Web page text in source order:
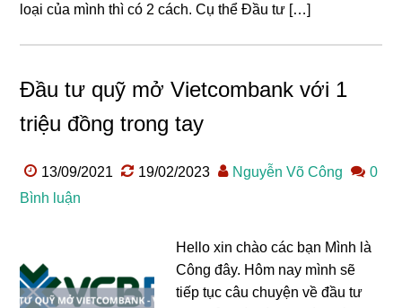
loại của mình thì có 2 cách. Cụ thể Đầu tư […]
Đầu tư quỹ mở Vietcombank với 1
triệu đồng trong tay
13/09/2021 19/02/2023 Nguyễn Võ Công
0
Bình luận
Hello xin chào các bạn Mình là
Công đây. Hôm nay mình sẽ
tiếp tục câu chuyện về đầu tư